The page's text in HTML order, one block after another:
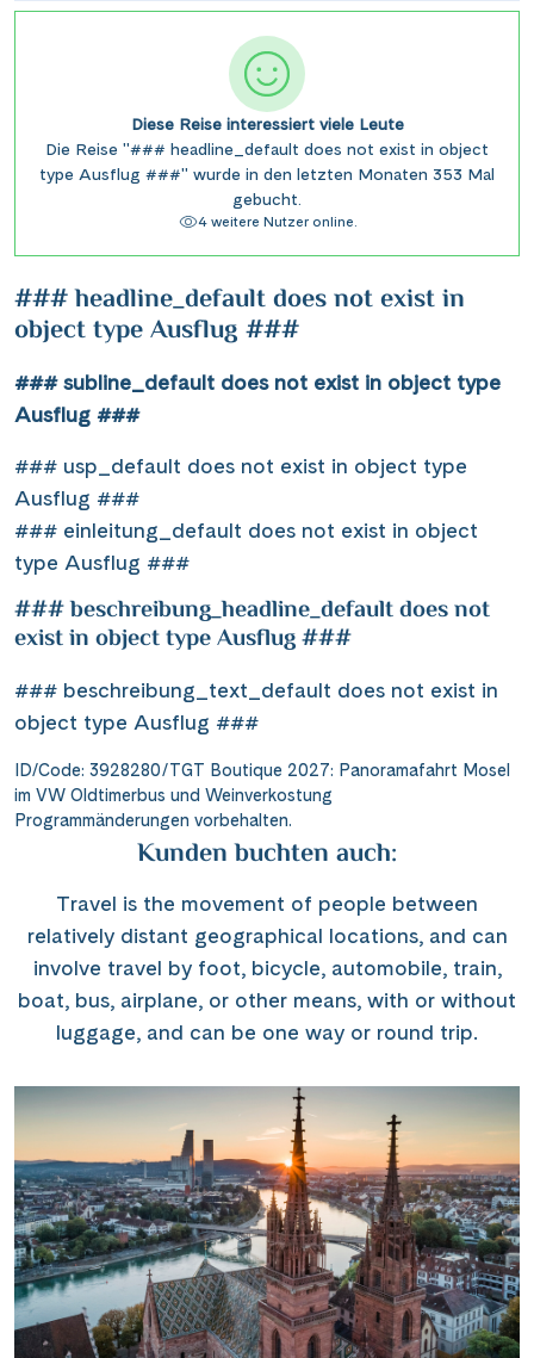
### headline_default does not exist in
object type Ausflug ###
### subline_default does not exist in object type
Ausflug ###
### usp_default does not exist in object type
Ausflug ###
### einleitung_default does not exist in object
type Ausflug ###
### beschreibung_headline_default does not
exist in object type Ausflug ###
### beschreibung_text_default does not exist in
object type Ausflug ###
ID/Code: 3928280/TGT Boutique 2027: Panoramafahrt Mosel
im VW Oldtimerbus und Weinverkostung
Programmänderungen vorbehalten.
Diese Reise interessiert viele Leute
Die Reise "### headline_default does not exist in object
type Ausflug ###" wurde in den letzten Monaten 353 Mal
gebucht.
4 weitere Nutzer online.
Kunden buchten auch:
Travel is the movement of people between
relatively distant geographical locations, and can
involve travel by foot, bicycle, automobile, train,
boat, bus, airplane, or other means, with or without
luggage, and can be one way or round trip.